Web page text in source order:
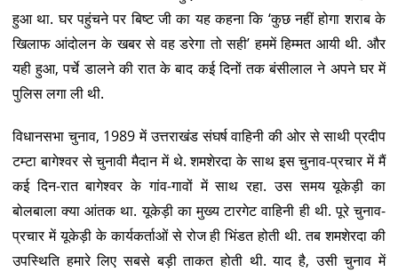
हुआ था. घर पहुंचने पर बिष्ट जी का यह कहना कि ‘कुछ नहीं होगा शराब के
खिलाफ आंदोलन के खबर से वह डरेगा तो सही’ हममें हिम्मत आयी थी. और
यही हुआ, पर्चे डालने की रात के बाद कई दिनों तक बंसीलाल ने अपने घर में
पुलिस लगा ली थी.
विधानसभा चुनाव, 1989 में उत्तराखंड संघर्ष वाहिनी की ओर से साथी प्रदीप
टम्टा बागेश्वर से चुनावी मैदान में थे. शमशेरदा के साथ इस चुनाव-प्रचार में मैं
कई दिन-रात बागेश्वर के गांव-गावों में साथ रहा. उस समय यूकेड़ी का
बोलबाला क्या आंतक था. यूकेड़ी का मुख्य टारगेट वाहिनी ही थी. पूरे चुनाव-
प्रचार में यूकेड़ी के कार्यकर्ताओं से रोज ही भिंडत होती थी. तब शमशेरदा की
उपस्थिति हमारे लिए सबसे बड़ी ताकत होती थी. याद है, उसी चुनाव में